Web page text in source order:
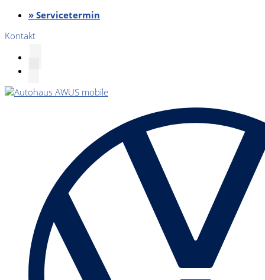
» Servicetermin
Kontakt